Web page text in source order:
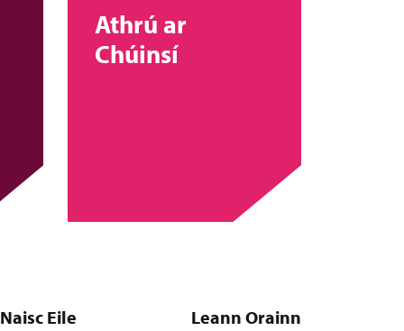
Athrú ar
Chúinsí
Naisc Eile Leann Orainn